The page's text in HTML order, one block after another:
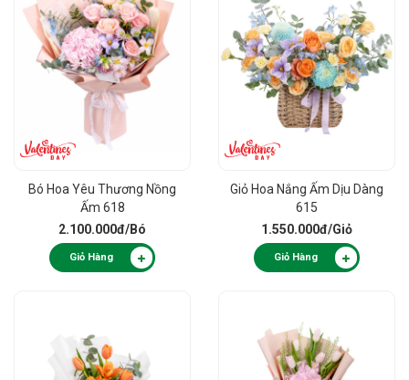
Bó Hoa Yêu Thương Nồng
Ấm 618
2.100.000đ/Bó
Giỏ Hàng
Giỏ Hoa Nắng Ấm Dịu Dàng
615
1.550.000đ/Giỏ
Giỏ Hàng